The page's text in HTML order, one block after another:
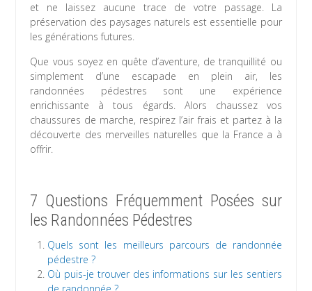
et ne laissez aucune trace de votre passage. La
préservation des paysages naturels est essentielle pour
les générations futures.
Que vous soyez en quête d’aventure, de tranquillité ou
simplement d’une escapade en plein air, les
randonnées pédestres sont une expérience
enrichissante à tous égards. Alors chaussez vos
chaussures de marche, respirez l’air frais et partez à la
découverte des merveilles naturelles que la France a à
offrir.
7 Questions Fréquemment Posées sur
les Randonnées Pédestres
Quels sont les meilleurs parcours de randonnée
pédestre ?
Où puis-je trouver des informations sur les sentiers